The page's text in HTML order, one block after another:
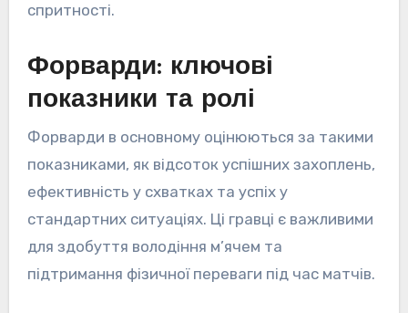
спритності.
Форварди: ключові
показники та ролі
Форварди в основному оцінюються за такими
показниками, як відсоток успішних захоплень,
ефективність у схватках та успіх у
стандартних ситуаціях. Ці гравці є важливими
для здобуття володіння м’ячем та
підтримання фізичної переваги під час матчів.